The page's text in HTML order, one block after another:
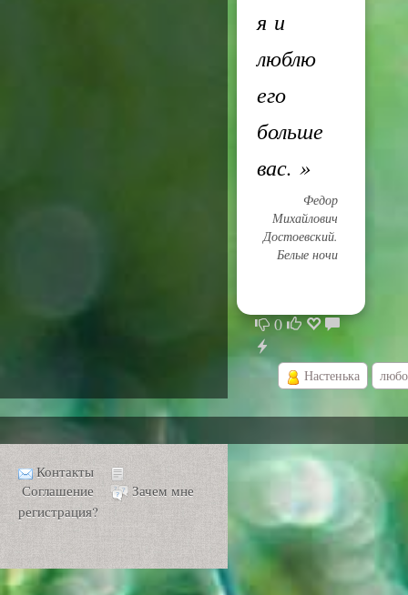
я и
люблю
его
больше
вас. »
Федор
Михайлович
Достоевский.
Белые ночи
0
Настенька
Контакты
Соглашение
Зачем мне
регистрация?